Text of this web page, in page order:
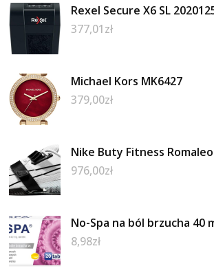
Rexel Secure X6 SL
377,01zł
Michael Kors MK6427
379,00zł
Nike Buty Fitness
976,00zł
No-Spa na ból brzucha 40
8,98zł